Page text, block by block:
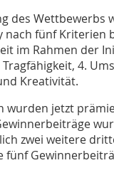
des
nach fünf Kriterien
im Rahmen der
4.
Kreativität.
wurden jetzt
zwei weitere
fünf